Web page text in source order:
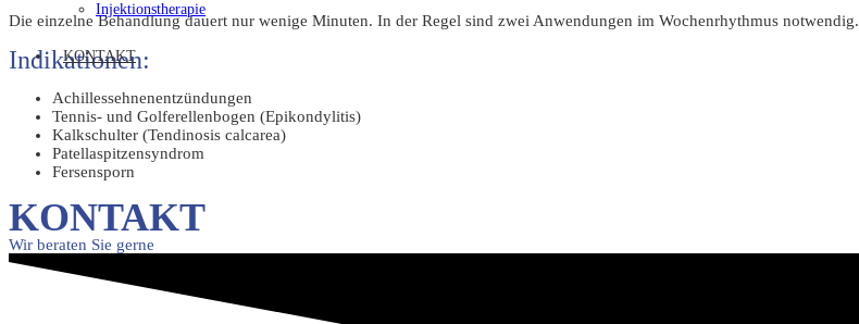
Injektionstherapie
KONTAKT
Die einzelne Behandlung dauert nur wenige Minuten. In der Regel sind zwei Anwendungen im Wochenrhythmus notwendig.
Indikationen:
Achillessehnenentzündungen
Tennis- und Golferellenbogen (Epikondylitis)
Kalkschulter (Tendinosis calcarea)
Patellaspitzensyndrom
Fersensporn
KONTAKT
Wir beraten Sie gerne